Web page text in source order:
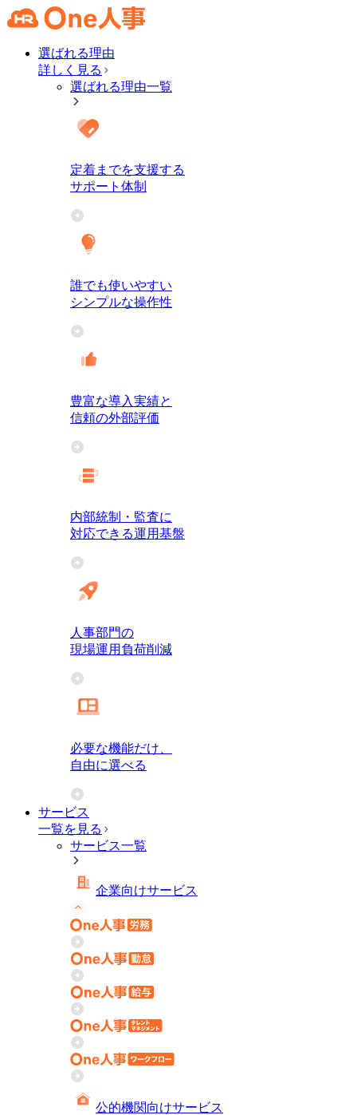
選ばれる理由
詳しく見る
選ばれる理由一覧
定着までを支援する
サポート体制
誰でも使いやすい
シンプルな操作性
豊富な導入実績と
信頼の外部評価
内部統制・監査に
対応できる運用基盤
人事部門の
現場運用負荷削減
必要な機能だけ、
自由に選べる
サービス
一覧を見る
サービス一覧
企業向けサービス
公的機関向けサービス